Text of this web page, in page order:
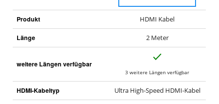
Produkt HDMI Kabel
Länge 2 Meter
weitere Längen verfügbar
3 weitere Längen verfügbar
HDMI-Kabeltyp Ultra High-Speed HDMI-Kabel